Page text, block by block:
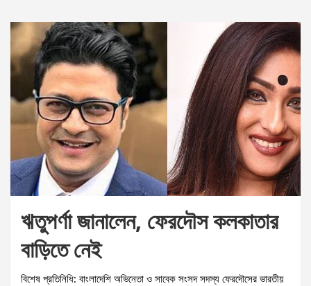
ঋতুপর্ণা জানালেন, ফেরদৌস কলকাতার
বাড়িতে নেই
বিশেষ প্রতিনিধি: বাংলাদেশি অভিনেতা ও সাবেক সংসদ সদস্য ফেরদৌসের ভারতীয়